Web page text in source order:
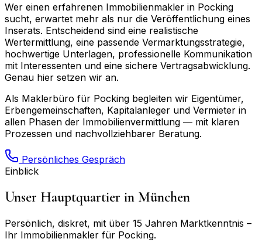
Wer einen erfahrenen Immobilienmakler in Pocking
sucht, erwartet mehr als nur die Veröffentlichung eines
Inserats. Entscheidend sind eine realistische
Wertermittlung, eine passende Vermarktungsstrategie,
hochwertige Unterlagen, professionelle Kommunikation
mit Interessenten und eine sichere Vertragsabwicklung.
Genau hier setzen wir an.
Als Maklerbüro für Pocking begleiten wir Eigentümer,
Erbengemeinschaften, Kapitalanleger und Vermieter in
allen Phasen der Immobilienvermittlung — mit klaren
Prozessen und nachvollziehbarer Beratung.
Persönliches Gespräch
Einblick
Unser Hauptquartier in München
Persönlich, diskret, mit über 15 Jahren Marktkenntnis –
Ihr Immobilienmakler für Pocking.